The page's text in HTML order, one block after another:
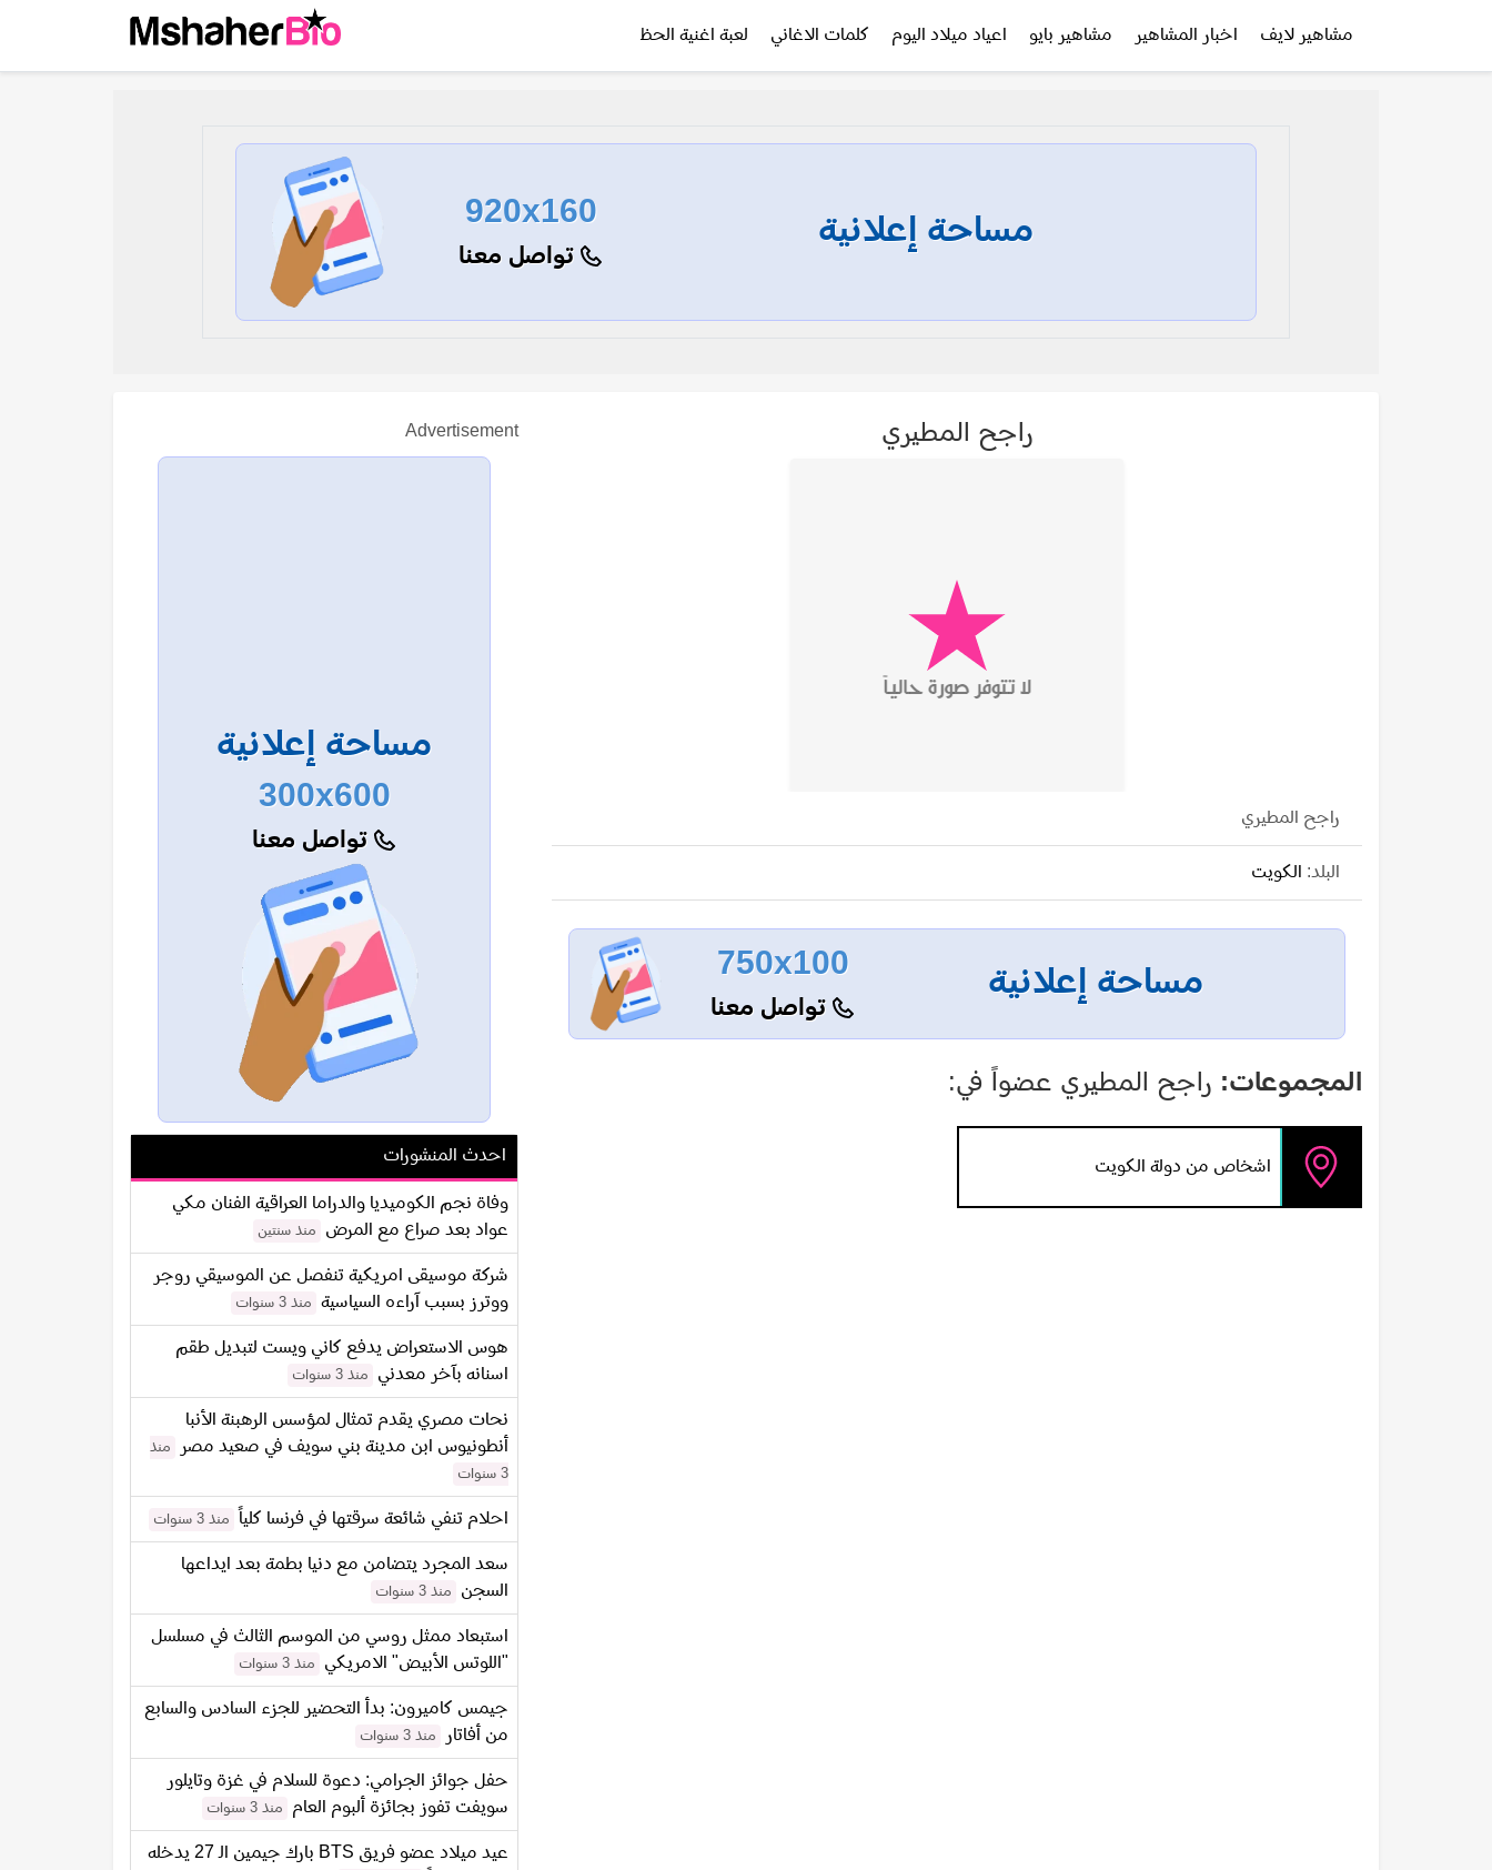
مشاهير لايف اخبار المشاهير مشاهير بايو اعياد ميلاد اليوم كلمات الاغاني لعبة اغنية الحظ
مساحة إعلانية
920x160
تواصل معنا
راجح المطيري
راجح المطيري
البلد: الكويت
مساحة إعلانية
750x100
تواصل معنا
المجموعات: راجح المطيري عضواً في:
اشخاص من دولة الكويت
Advertisement
مساحة إعلانية
300x600
تواصل معنا
احدث المنشورات
وفاة نجم الكوميديا والدراما العراقية الفنان مكي
عواد بعد صراع مع المرض
منذ سنتين
شركة موسيقى امريكية تنفصل عن الموسيقي روجر
ووترز بسبب آراءه السياسية
منذ 3 سنوات
هوس الاستعراض يدفع كاني ويست لتبديل طقم
اسنانه بآخر معدني
منذ 3 سنوات
نحات مصري يقدم تمثال لمؤسس الرهبنة الأنبا
أنطونيوس ابن مدينة بني سويف في صعيد مصر
منذ
3 سنوات
احلام تنفي شائعة سرقتها في فرنسا كلياً منذ 3 سنوات
سعد المجرد يتضامن مع دنيا بطمة بعد ايداعها
السجن
منذ 3 سنوات
استبعاد ممثل روسي من الموسم الثالث في مسلسل
"اللوتس الأبيض" الامريكي
منذ 3 سنوات
جيمس كاميرون: بدأ التحضير للجزء السادس والسابع
من أفاتار
منذ 3 سنوات
حفل جوائز الجرامي: دعوة للسلام في غزة وتايلور
سويفت تفوز بجائزة ألبوم العام
منذ 3 سنوات
عيد ميلاد عضو فريق BTS بارك جيمين الـ 27 يدخله